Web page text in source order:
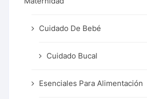
Cuidado De Bebé
Cuidado Bucal
Esenciales Para Alimentación